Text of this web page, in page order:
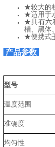
★较大的
★适用于
★具有六
槽、黑体
★便携式
产品参数
型号
温度范围
准确度
均匀性